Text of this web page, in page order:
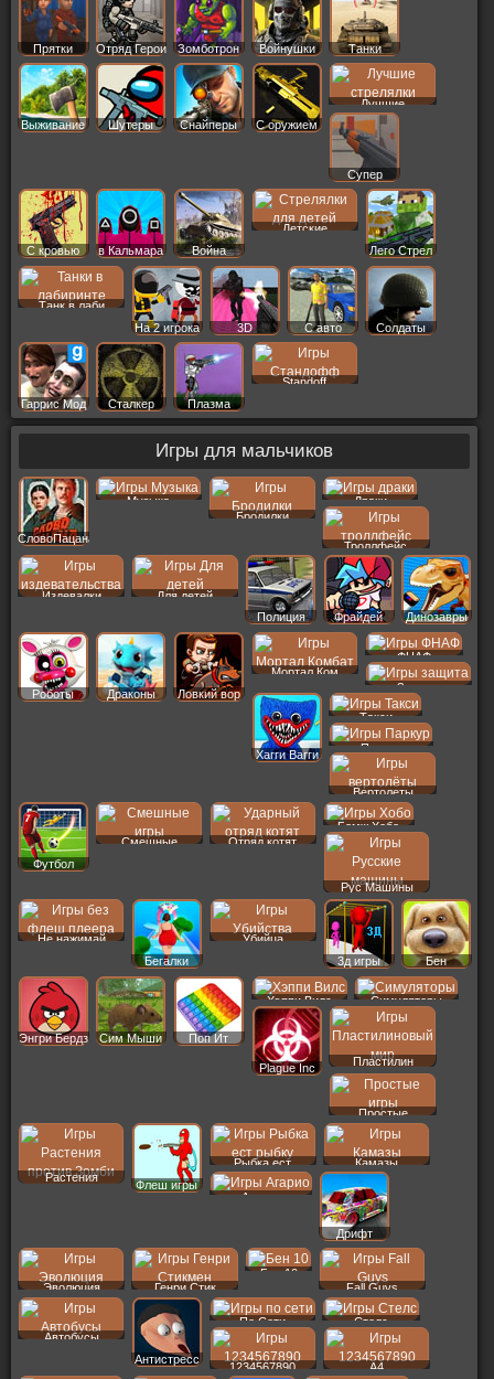
Прятки Отряд Герои Зомботрон Войнушки Танки
Выживание Шутеры Снайперы С оружием
Лучшие
Супер
С кровью в Кальмара Война
Детские
Лего Стрел
Танк в лаби
На 2 игрока
3D С авто Солдаты
Гаррис Мод Сталкер Плазма
Standoff
Игры для мальчиков
СловоПацана
Музыка
Бродилки
Драки
Троллфейс
Издевалки
Для детей
Полиция
Фрайдей Динозавры
Роботы Драконы Ловкий вор
Мортал Ком
ФНАФ
Защита
Хагги Вагги
Такси
Паркур
Вертолеты
Футбол
Смешные Отряд котят
Бомж Хобо
Рус Машины
Не нажимай
Бегалки
Убийца
3д игры
Бен
Энгри Бердз Сим Мыши Поп Ит
Хэппи Вилс Симуляторы
Plague Inc
Пластилин
Простые
Растения
Флеш игры
Рыбка ест Камазы
Агарио
Дрифт
Эволюция Генри Стик
Бен 10
Fall Guys
Автобусы
Антистресс
По Сети Стелс
1234567890 A4